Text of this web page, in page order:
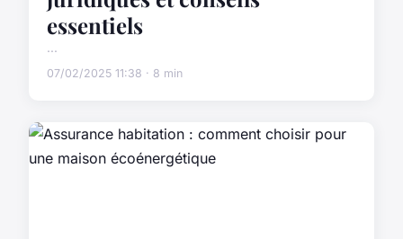
essentiels
...
07/02/2025 11:38 · 8 min